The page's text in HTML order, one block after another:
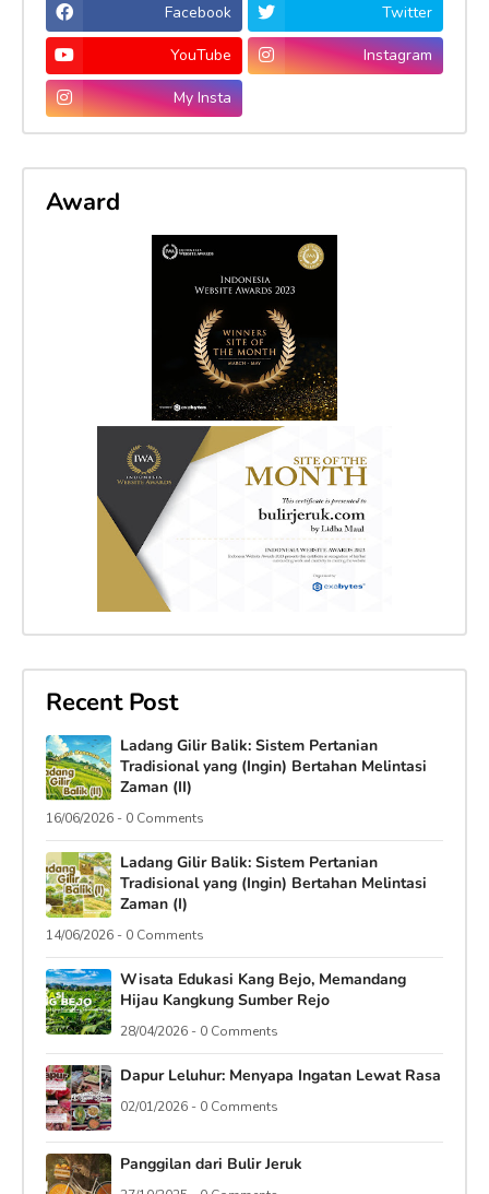
Facebook Twitter
YouTube Instagram
My Insta
Award
Recent Post
Ladang Gilir Balik: Sistem Pertanian
Tradisional yang (Ingin) Bertahan Melintasi
Zaman (II)
16/06/2026 - 0 Comments
Ladang Gilir Balik: Sistem Pertanian
Tradisional yang (Ingin) Bertahan Melintasi
Zaman (I)
14/06/2026 - 0 Comments
Wisata Edukasi Kang Bejo, Memandang
Hijau Kangkung Sumber Rejo
28/04/2026 - 0 Comments
Dapur Leluhur: Menyapa Ingatan Lewat Rasa
02/01/2026 - 0 Comments
Panggilan dari Bulir Jeruk